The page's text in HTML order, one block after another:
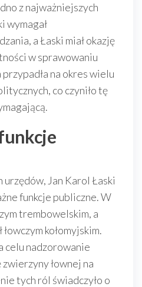
z najważniejszych
wymagał
a Łaski miał okazję
w sprawowaniu
na okres wielu
co czyniło tę
Jan Karol Łaski
funkcje publiczne. W
trembowelskim, a
kołomyjskim.
celu nadzorowanie
łownej na
tych ról świadczyło o